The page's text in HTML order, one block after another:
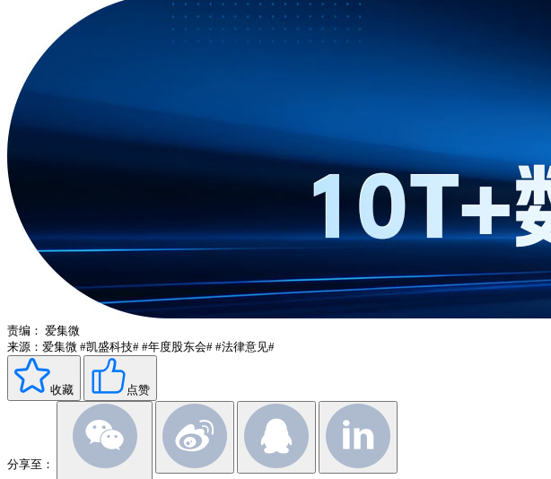
责编： 爱集微
来源：爱集微 #凯盛科技# #年度股东会# #法律意见#
收藏 点赞
分享至：